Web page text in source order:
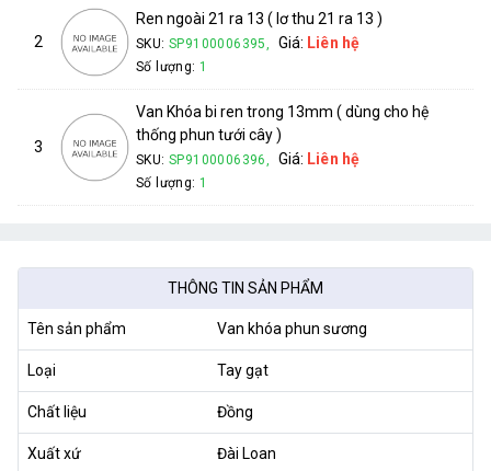
2
Ren ngoài 21 ra 13 ( lơ thu 21 ra 13 )
SKU: SP9100006395, Giá: Liên hệ
Số lượng: 1
3
Van Khóa bi ren trong 13mm ( dùng cho hệ
thống phun tưới cây )
SKU: SP9100006396, Giá: Liên hệ
Số lượng: 1
THÔNG TIN SẢN PHẨM
Tên sản phẩm Van khóa phun sương
Loại Tay gạt
Chất liệu Đồng
Xuất xứ Đài Loan